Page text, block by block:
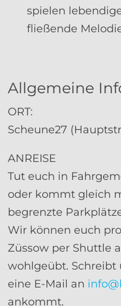
spielen
fließende
Allgemeine
ORT:
Scheune27
ANREISE
Tut euch in
oder kommt gleich
begrenzte
Wir können euch
Züssow per Shuttle
wohlgeübt. Schreibt
eine E-Mail an
ankommt.